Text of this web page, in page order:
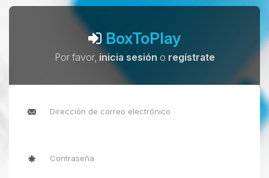
BoxToPlay
Por favor, inicia sesión o regístrate